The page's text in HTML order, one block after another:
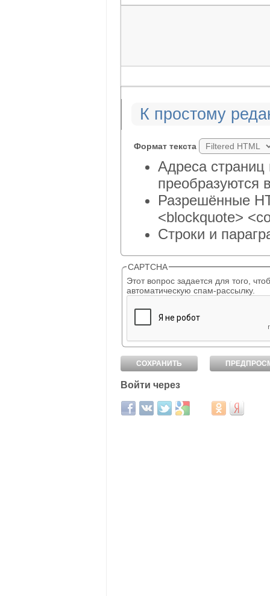
К простому
Формат текста
Адреса страниц
преобразуются
Разрешённые
<blockquote>
Строки и
CAPTCHA
Этот вопрос задается для того, чтобы выяснить,
автоматическую спам-рассылку.
Войти через
Login with Facebook
Login with ВКонтакте
Login with Twitter
Login with Google
Login with Mail.ru
Login with
Login